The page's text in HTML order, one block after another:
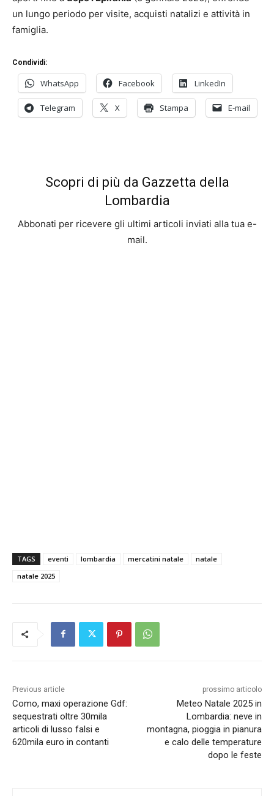
un lungo periodo per visite, acquisti natalizi e attività in
famiglia.
Condividi:
WhatsApp Facebook LinkedIn
Telegram X Stampa E-mail
Scopri di più da Gazzetta della
Lombardia
Abbonati per ricevere gli ultimi articoli inviati alla tua e-
mail.
TAGS eventi lombardia mercatini natale
natale
natale 2025
Previous article
Como, maxi operazione Gdf:
sequestrati oltre 30mila
articoli di lusso falsi e
620mila euro in contanti
prossimo articolo
Meteo Natale 2025 in
Lombardia: neve in
montagna, pioggia in pianura
e calo delle temperature
dopo le feste